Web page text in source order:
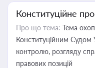
Конституційне
Про що тема: Тема
Конституційним Судом
контролю, розгляду
правових позицій